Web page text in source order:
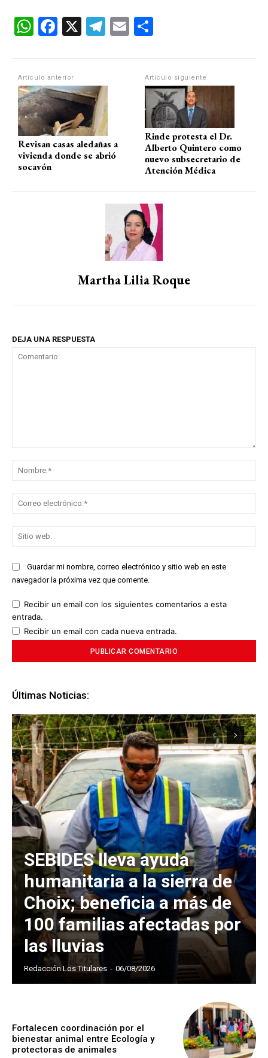
W
s
A
p
p
F
b
o
o
k
X
T
gr
a
m
E
p
ar
tir
Artículo anterior
Revisan casas aledañas a
vivienda donde se abrió
socavón
Artículo siguiente
Rinde protesta el Dr.
Alberto Quintero como
nuevo subsecretario de
Atención Médica
Martha Lilia Roque
DEJA UNA RESPUESTA
Guardar mi nombre, correo electrónico y sitio web en este
navegador la próxima vez que comente.
Recibir un email con los siguientes comentarios a esta
entrada.
Recibir un email con cada nueva entrada.
Últimas Noticias:
SEBIDES lleva ayuda
humanitaria a la sierra de
Choix; beneficia a más de
100 familias afectadas por
las lluvias
Redacción Los Titulares - 06/08/2026
Fortalecen coordinación por el
bienestar animal entre Ecología y
protectoras de animales